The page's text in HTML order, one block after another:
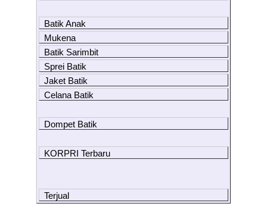
Batik Anak
Mukena
Batik Sarimbit
Sprei Batik
Jaket Batik
Celana Batik
Dompet Batik
KORPRI Terbaru
Terjual